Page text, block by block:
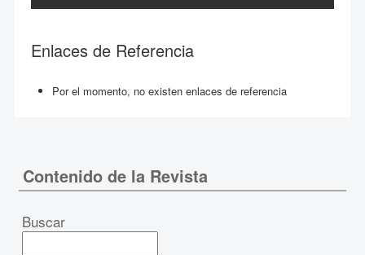
Enlaces de Referencia
Por el momento, no existen enlaces de referencia
Contenido de la Revista
Buscar